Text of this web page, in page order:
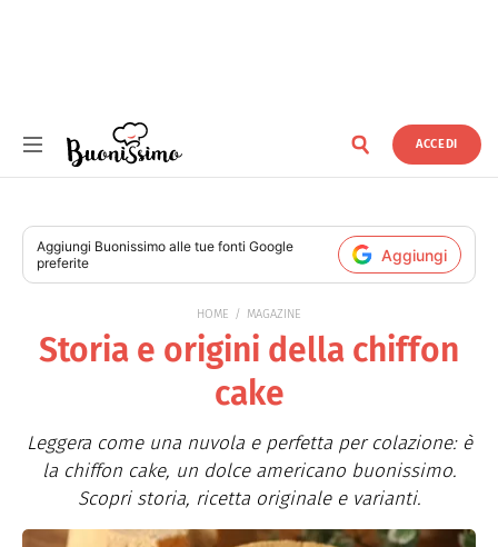
ACCEDI
Aggiungi Buonissimo alle tue fonti Google
preferite
Aggiungi
HOME MAGAZINE
Storia e origini della chiffon
cake
Leggera come una nuvola e perfetta per colazione: è
la chiffon cake, un dolce americano buonissimo.
Scopri storia, ricetta originale e varianti.